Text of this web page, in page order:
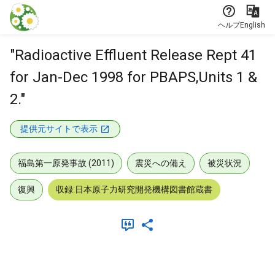
本文に飛ぶ
ヘルプEnglish
"Radioactive Effluent Release Rept 41
for Jan-Dec 1998 for PBAPS,Units 1 &
2."
提供元サイトで表示
福島第一原発事故 (2011) 震災への備え 被災状況
復興 収録:日本原子力研究開発機構図書館蔵書